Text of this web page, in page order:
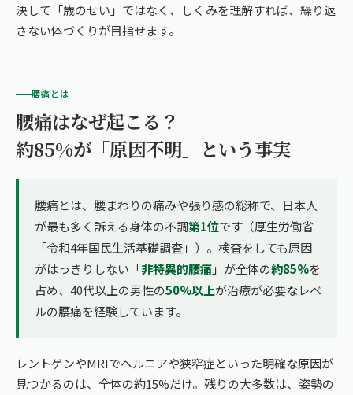
決して「歳のせい」ではなく、しくみを理解すれば、繰り返
さない体づくりが目指せます。
腰痛とは
腰痛はなぜ起こる？
約85%が「原因不明」という事実
腰痛とは、腰まわりの痛みや張り感の総称で、日本人
が最も多く訴える身体の不調第1位です（厚生労働省
「令和4年国民生活基礎調査」）。検査をしても原因
がはっきりしない「非特異的腰痛」が全体の約85%を
占め、40代以上の男性の50%以上が治療が必要なレベ
ルの腰痛を経験しています。
レントゲンやMRIでヘルニアや狭窄症といった明確な原因が
見つかるのは、全体の約15%だけ。残りの大多数は、姿勢の